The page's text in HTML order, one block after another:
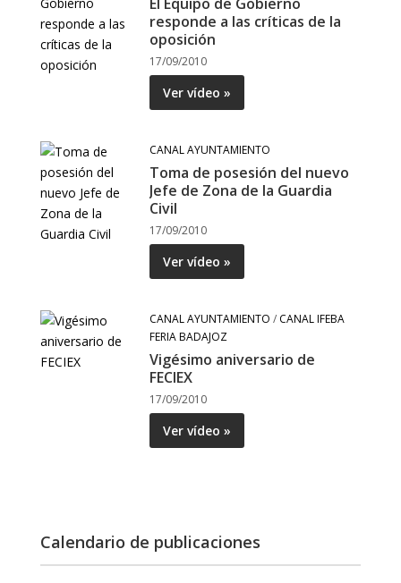
responde a las críticas de la
oposición
17/09/2010
Ver vídeo »
CANAL AYUNTAMIENTO
Toma de posesión del nuevo
Jefe de Zona de la Guardia
Civil
17/09/2010
Ver vídeo »
CANAL AYUNTAMIENTO / CANAL IFEBA
FERIA BADAJOZ
Vigésimo aniversario de
FECIEX
17/09/2010
Ver vídeo »
Calendario de publicaciones